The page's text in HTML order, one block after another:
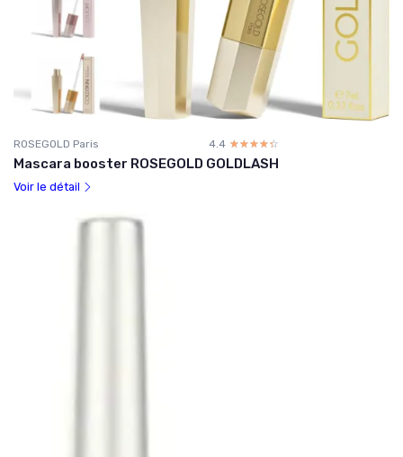
ROSEGOLD Paris 4.4 ☆☆☆☆☆
★★★★★
Mascara booster ROSEGOLD GOLDLASH
Voir le détail